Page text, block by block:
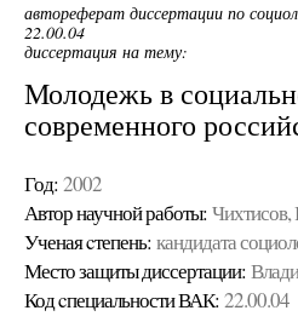
автореферат диссертации по
22.00.04
диссертация на тему:
Молодежь в
современного
Год: 2002
Автор научной работы: Чихтисов,
Ученая cтепень: кандидата
Место защиты диссертации:
Код cпециальности ВАК: 22.00.04